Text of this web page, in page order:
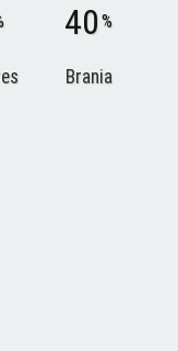
40%
Brania